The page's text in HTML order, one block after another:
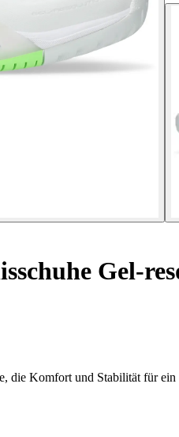
Gel-
Komfort und Stabilität für ein